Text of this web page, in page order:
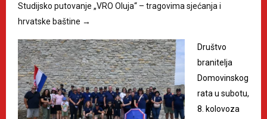
Studijsko putovanje „VRO Oluja“ – tragovima sjećanja i
hrvatske baštine →
Društvo
branitelja
Domovinskog
rata u subotu,
8. kolovoza